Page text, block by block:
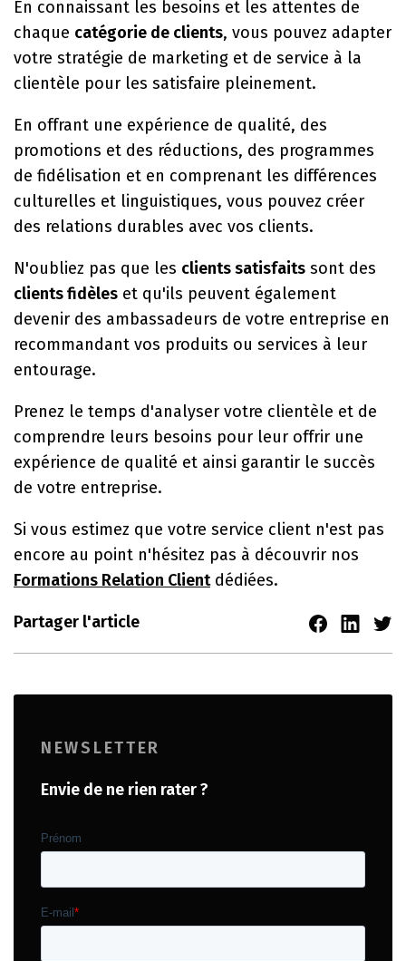
En connaissant les besoins et les attentes de
chaque catégorie de clients, vous pouvez adapter
votre stratégie de marketing et de service à la
clientèle pour les satisfaire pleinement.
En offrant une expérience de qualité, des
promotions et des réductions, des programmes
de fidélisation et en comprenant les différences
culturelles et linguistiques, vous pouvez créer
des relations durables avec vos clients.
N'oubliez pas que les clients satisfaits sont des
clients fidèles et qu'ils peuvent également
devenir des ambassadeurs de votre entreprise en
recommandant vos produits ou services à leur
entourage.
Prenez le temps d'analyser votre clientèle et de
comprendre leurs besoins pour leur offrir une
expérience de qualité et ainsi garantir le succès
de votre entreprise.
Si vous estimez que votre service client n'est pas
encore au point n'hésitez pas à découvrir nos
Formations Relation Clientdédiées.
Partager l'article
NEWSLETTER
Envie de ne rien rater ?